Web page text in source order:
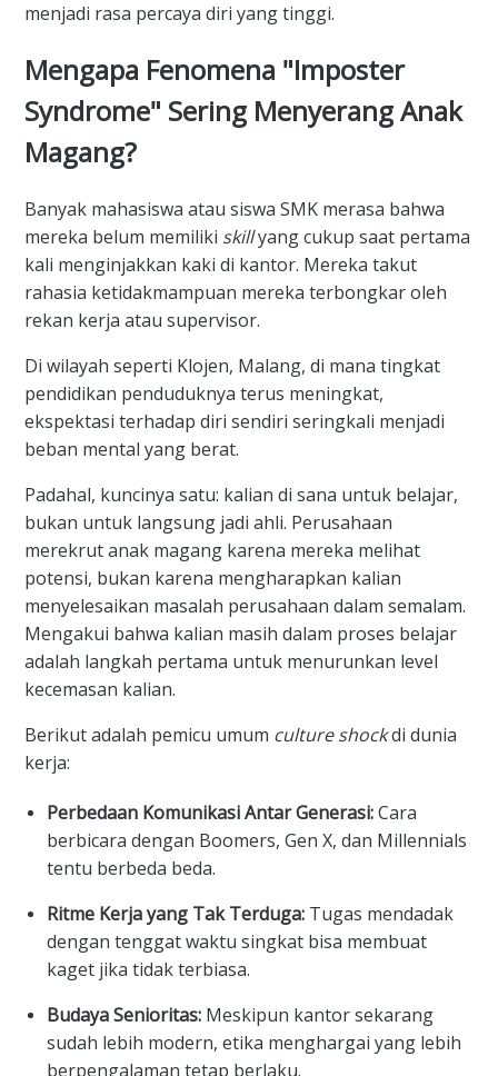
menjadi rasa percaya diri yang tinggi.
Mengapa Fenomena "Imposter
Syndrome" Sering Menyerang Anak
Magang?
Banyak mahasiswa atau siswa SMK merasa bahwa
mereka belum memiliki skillyang cukup saat pertama
kali menginjakkan kaki di kantor. Mereka takut
rahasia ketidakmampuan mereka terbongkar oleh
rekan kerja atau supervisor.
Di wilayah seperti Klojen, Malang, di mana tingkat
pendidikan penduduknya terus meningkat,
ekspektasi terhadap diri sendiri seringkali menjadi
beban mental yang berat.
Padahal, kuncinya satu: kalian di sana untuk belajar,
bukan untuk langsung jadi ahli. Perusahaan
merekrut anak magang karena mereka melihat
potensi, bukan karena mengharapkan kalian
menyelesaikan masalah perusahaan dalam semalam.
Mengakui bahwa kalian masih dalam proses belajar
adalah langkah pertama untuk menurunkan level
kecemasan kalian.
Berikut adalah pemicu umum culture shockdi dunia
kerja:
Perbedaan Komunikasi Antar Generasi:Cara
berbicara dengan Boomers, Gen X, dan Millennials
tentu berbeda beda.
Ritme Kerja yang Tak Terduga: Tugas mendadak
dengan tenggat waktu singkat bisa membuat
kaget jika tidak terbiasa.
Budaya Senioritas: Meskipun kantor sekarang
sudah lebih modern, etika menghargai yang lebih
berpengalaman tetap berlaku.